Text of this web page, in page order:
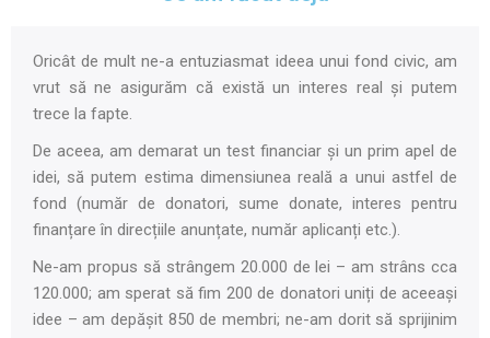
Oricât de mult ne-a entuziasmat ideea unui fond civic, am
vrut să ne asigurăm că există un interes real și putem
trece la fapte.
De aceea, am demarat un test financiar și un prim apel de
idei, să putem estima dimensiunea reală a unui astfel de
fond (număr de donatori, sume donate, interes pentru
finanțare în direcțiile anunțate, număr aplicanți etc.).
Ne-am propus să strângem 20.000 de lei – am strâns cca
120.000; am sperat să fim 200 de donatori uniți de aceeași
idee – am depășit 850 de membri; ne-am dorit să sprijinim